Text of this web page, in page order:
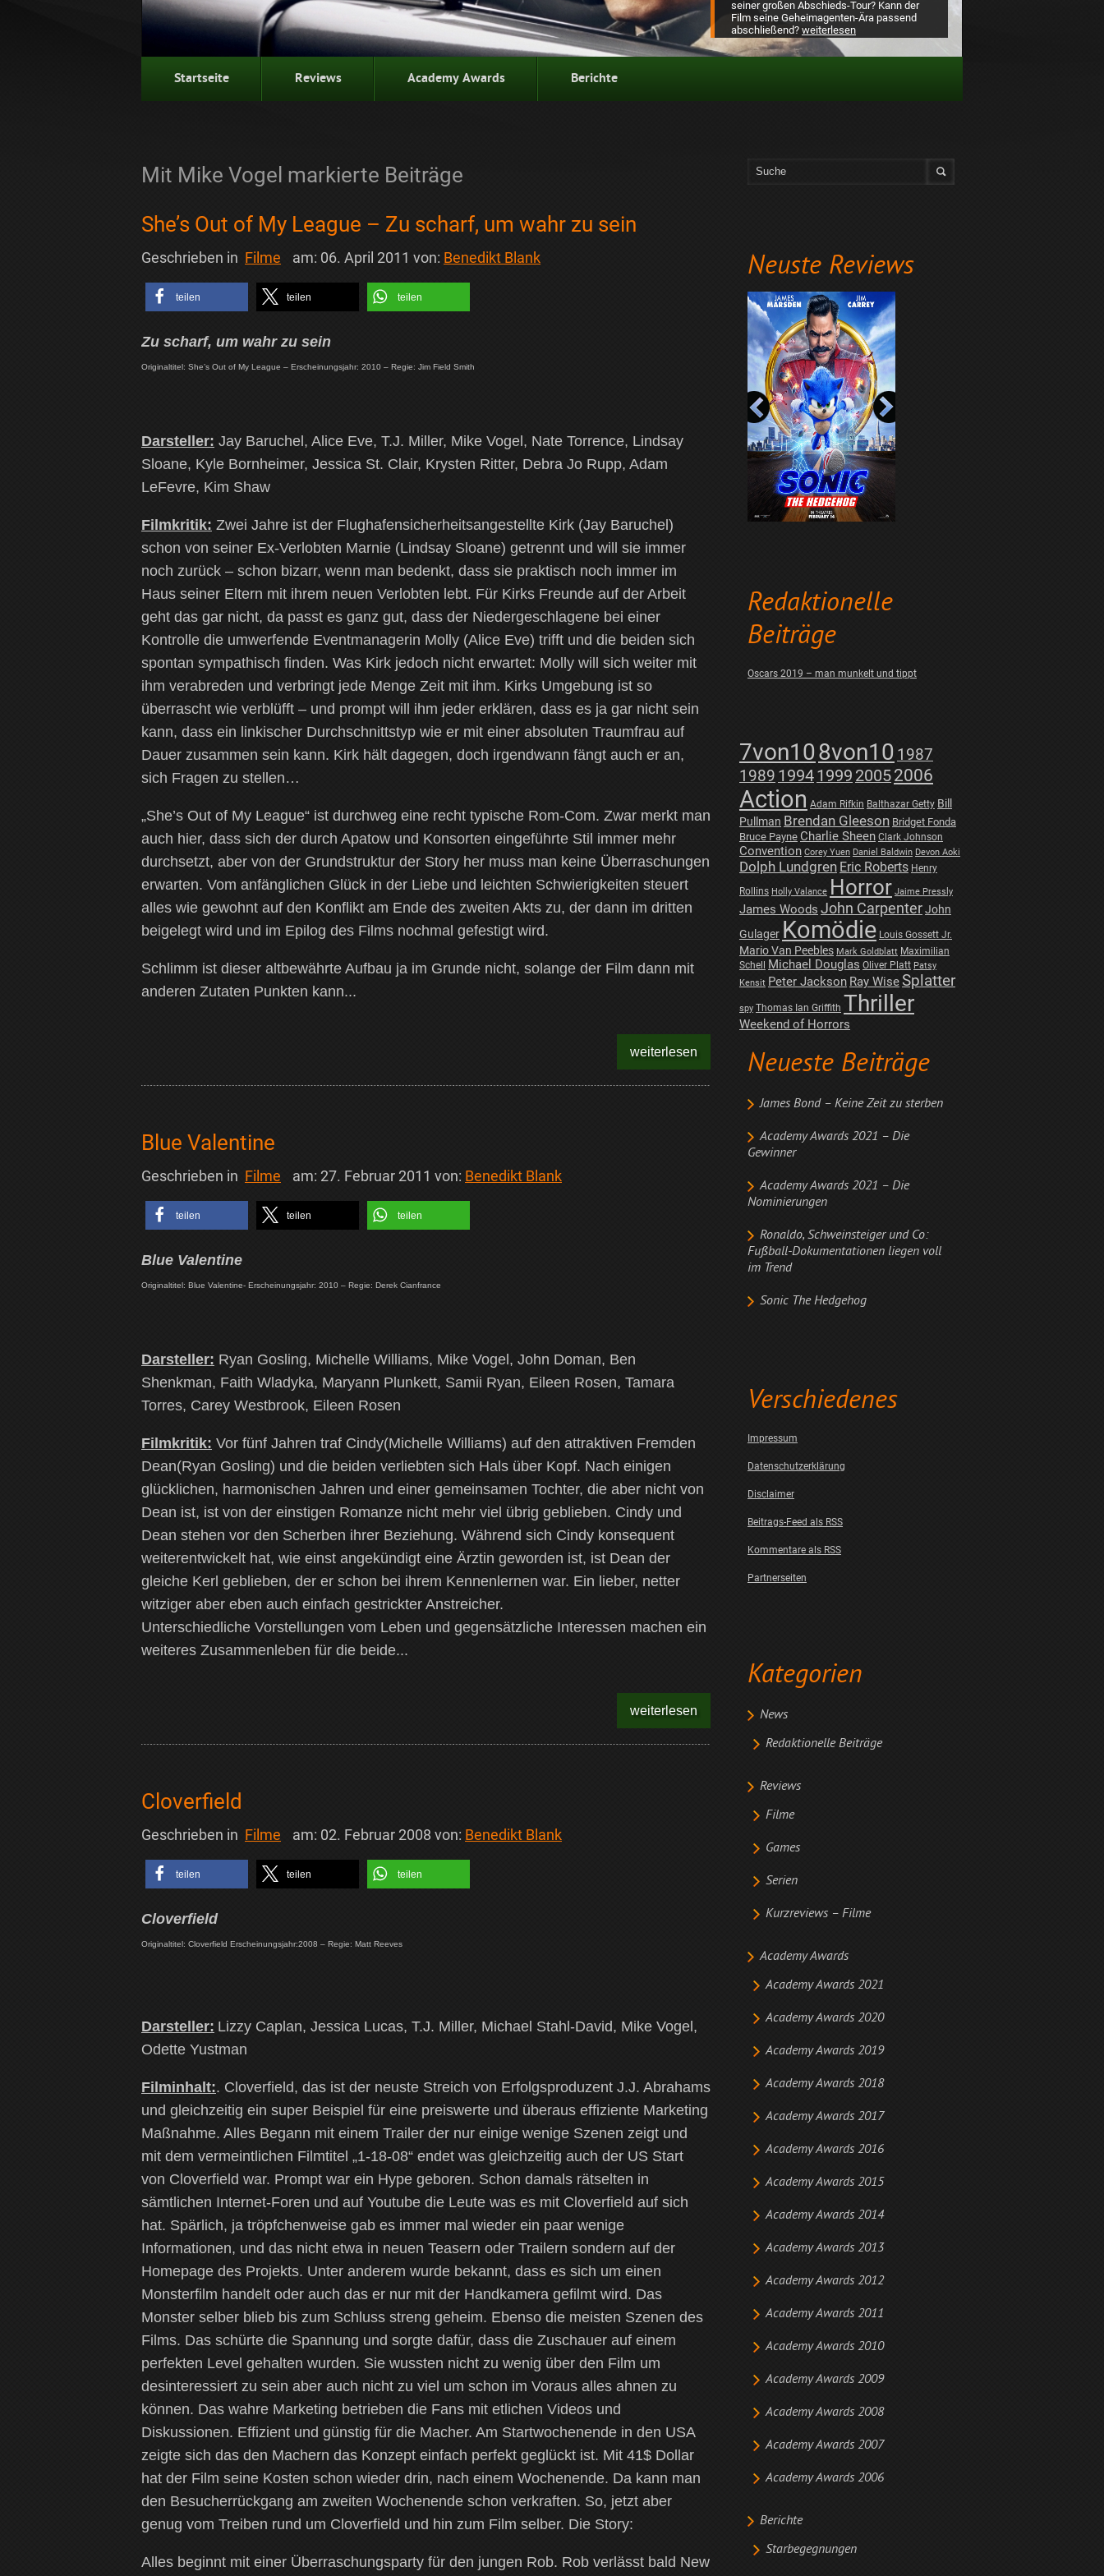
seiner großen Abschieds-Tour? Kann der
Film seine Geheimagenten-Ära passend
abschließend? weiterlesen
Startseite Reviews Academy Awards Berichte
Neuste Reviews
Redaktionelle
Beiträge
Oscars 2019 – man munkelt und tippt
7von108von10 1987
1989 19941999 20052006
Action Adam Rifkin Balthazar Getty Bill
Pullman Brendan Gleeson Bridget Fonda
Bruce Payne Charlie Sheen Clark Johnson
Convention Corey Yuen Daniel Baldwin Devon Aoki
Dolph Lundgren Eric Roberts Henry
Rollins Holly Valance Horror Jaime Pressly
James Woods John CarpenterJohn
Gulager Komödie Louis Gossett Jr.
Mario Van Peebles Mark Goldblatt Maximilian
Schell
Michael Douglas Oliver Platt Patsy
Kensit Peter Jackson Ray WiseSplatter
spy Thomas Ian Griffith Thriller
Weekend of Horrors
Neueste Beiträge
James Bond – Keine Zeit zu sterben
Academy Awards 2021 – Die
Gewinner
Academy Awards 2021 – Die
Nominierungen
Ronaldo, Schweinsteiger und Co:
Fußball-Dokumentationen liegen voll
im Trend
Sonic The Hedgehog
Verschiedenes
Impressum
Datenschutzerklärung
Disclaimer
Beitrags-Feed als RSS
Kommentare als RSS
Partnerseiten
Kategorien
News
Redaktionelle Beiträge
Reviews
Filme
Games
Serien
Kurzreviews – Filme
Academy Awards
Academy Awards 2021
Academy Awards 2020
Academy Awards 2019
Academy Awards 2018
Academy Awards 2017
Academy Awards 2016
Academy Awards 2015
Academy Awards 2014
Academy Awards 2013
Academy Awards 2012
Academy Awards 2011
Academy Awards 2010
Academy Awards 2009
Academy Awards 2008
Academy Awards 2007
Academy Awards 2006
Berichte
Starbegegnungen
Mit Mike Vogel markierte Beiträge
She’s Out of My League – Zu scharf, um wahr zu sein
Geschrieben in Filme am: 06. April 2011 von: Benedikt Blank
teilen teilen teilen
Zu scharf, um wahr zu sein
Originaltitel: She’s Out of My League – Erscheinungsjahr: 2010 – Regie: Jim Field Smith
Darsteller: Jay Baruchel, Alice Eve, T.J. Miller, Mike Vogel, Nate Torrence, Lindsay
Sloane, Kyle Bornheimer, Jessica St. Clair, Krysten Ritter, Debra Jo Rupp, Adam
LeFevre, Kim Shaw
Filmkritik: Zwei Jahre ist der Flughafensicherheitsangestellte Kirk (Jay Baruchel)
schon von seiner Ex-Verlobten Marnie (Lindsay Sloane) getrennt und will sie immer
noch zurück – schon bizarr, wenn man bedenkt, dass sie praktisch noch immer im
Haus seiner Eltern mit ihrem neuen Verlobten lebt. Für Kirks Freunde auf der Arbeit
geht das gar nicht, da passt es ganz gut, dass der Niedergeschlagene bei einer
Kontrolle die umwerfende Eventmanagerin Molly (Alice Eve) trifft und die beiden sich
spontan sympathisch finden. Was Kirk jedoch nicht erwartet: Molly will sich weiter mit
ihm verabreden und verbringt jede Menge Zeit mit ihm. Kirks Umgebung ist so
überrascht wie verblüfft – und prompt will ihm jeder erklären, dass es ja gar nicht sein
kann, dass ein linkischer Durchschnittstyp wie er mit einer absoluten Traumfrau auf
Dauer zusammen sein kann. Kirk hält dagegen, doch irgendwann fängt auch er an,
sich Fragen zu stellen…
„She’s Out of My League“ ist durchweg eine recht typische Rom-Com. Zwar merkt man
auch hier, dass sich der durch Apatow und Konsorten eingeführte Stil immer mehr
durchsetzt, aber von der Grundstruktur der Story her muss man keine Überraschungen
erwarten. Vom anfänglichen Glück in der Liebe und leichten Schwierigkeiten steuert
alles wie gewohnt auf den Konflikt am Ende des zweiten Akts zu, der dann im dritten
beigelegt wird und im Epilog des Films nochmal gefestigt wird.
Schlimm ist dieser altbewährte Aufbau ja im Grunde nicht, solange der Film dann mit
anderen Zutaten Punkten kann...
weiterlesen
Blue Valentine
Geschrieben in Filme am: 27. Februar 2011 von: Benedikt Blank
teilen teilen teilen
Blue Valentine
Originaltitel: Blue Valentine- Erscheinungsjahr: 2010 – Regie: Derek Cianfrance
Darsteller: Ryan Gosling, Michelle Williams, Mike Vogel, John Doman, Ben
Shenkman, Faith Wladyka, Maryann Plunkett, Samii Ryan, Eileen Rosen, Tamara
Torres, Carey Westbrook, Eileen Rosen
Filmkritik: Vor fünf Jahren traf Cindy(Michelle Williams) auf den attraktiven Fremden
Dean(Ryan Gosling) und die beiden verliebten sich Hals über Kopf. Nach einigen
glücklichen, harmonischen Jahren und einer gemeinsamen Tochter, die aber nicht von
Dean ist, ist von der einstigen Romanze nicht mehr viel übrig geblieben. Cindy und
Dean stehen vor den Scherben ihrer Beziehung. Während sich Cindy konsequent
weiterentwickelt hat, wie einst angekündigt eine Ärztin geworden ist, ist Dean der
gleiche Kerl geblieben, der er schon bei ihrem Kennenlernen war. Ein lieber, netter
witziger aber eben auch einfach gestrickter Anstreicher.
Unterschiedliche Vorstellungen vom Leben und gegensätzliche Interessen machen ein
weiteres Zusammenleben für die beide...
weiterlesen
Cloverfield
Geschrieben in Filme am: 02. Februar 2008 von: Benedikt Blank
teilen teilen teilen
Cloverfield
Originaltitel: Cloverfield Erscheinungsjahr:2008 – Regie: Matt Reeves
Darsteller: Lizzy Caplan, Jessica Lucas, T.J. Miller, Michael Stahl-David, Mike Vogel,
Odette Yustman
Filminhalt:. Cloverfield, das ist der neuste Streich von Erfolgsproduzent J.J. Abrahams
und gleichzeitig ein super Beispiel für eine preiswerte und überaus effiziente Marketing
Maßnahme. Alles Begann mit einem Trailer der nur einige wenige Szenen zeigt und
mit dem vermeintlichen Filmtitel „1-18-08“ endet was gleichzeitig auch der US Start
von Cloverfield war. Prompt war ein Hype geboren. Schon damals rätselten in
sämtlichen Internet-Foren und auf Youtube die Leute was es mit Cloverfield auf sich
hat. Spärlich, ja tröpfchenweise gab es immer mal wieder ein paar wenige
Informationen, und das nicht etwa in neuen Teasern oder Trailern sondern auf der
Homepage des Projekts. Unter anderem wurde bekannt, dass es sich um einen
Monsterfilm handelt oder auch das er nur mit der Handkamera gefilmt wird. Das
Monster selber blieb bis zum Schluss streng geheim. Ebenso die meisten Szenen des
Films. Das schürte die Spannung und sorgte dafür, dass die Zuschauer auf einem
perfekten Level gehalten wurden. Sie wussten nicht zu wenig über den Film um
desinteressiert zu sein aber auch nicht zu viel um schon im Voraus alles ahnen zu
können. Das wahre Marketing betrieben die Fans mit etlichen Videos und
Diskussionen. Effizient und günstig für die Macher. Am Startwochenende in den USA
zeigte sich das den Machern das Konzept einfach perfekt geglückt ist. Mit 41$ Dollar
hat der Film seine Kosten schon wieder drin, nach einem Wochenende. Da kann man
den Besucherrückgang am zweiten Wochenende schon verkraften. So, jetzt aber
genug vom Treiben rund um Cloverfield und hin zum Film selber. Die Story:
Alles beginnt mit einer Überraschungsparty für den jungen Rob. Rob verlässt bald New